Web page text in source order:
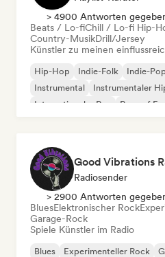
> 4900 Antworten
Beats / Lo-fiChill / Lo-fi Hip-
Country-MusikDrill/Jersey
Künstler zu meinen
Hip-Hop Indie-Folk Indie-Pop
Instrumental
Instrumentaler
Internationaler Rap
Rap auf
Good Vibrations
Radiosender
> 2900 Antworten
BluesElektronischer Rock
Garage-Rock
Spiele Künstler im Radio
Blues Experimenteller Rock